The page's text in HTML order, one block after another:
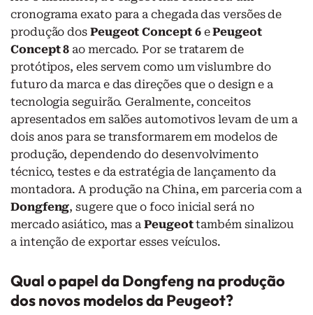
cronograma exato para a chegada das versões de
produção dos Peugeot Concept 6ePeugeot
Concept 8 ao mercado. Por se tratarem de
protótipos, eles servem como um vislumbre do
futuro da marca e das direções que o design e a
tecnologia seguirão. Geralmente, conceitos
apresentados em salões automotivos levam de um a
dois anos para se transformarem em modelos de
produção, dependendo do desenvolvimento
técnico, testes e da estratégia de lançamento da
montadora. A produção na China, em parceria com a
Dongfeng, sugere que o foco inicial será no
mercado asiático, mas aPeugeottambém sinalizou
a intenção de exportar esses veículos.
Qual o papel da Dongfeng na produção
dos novos modelos da Peugeot?